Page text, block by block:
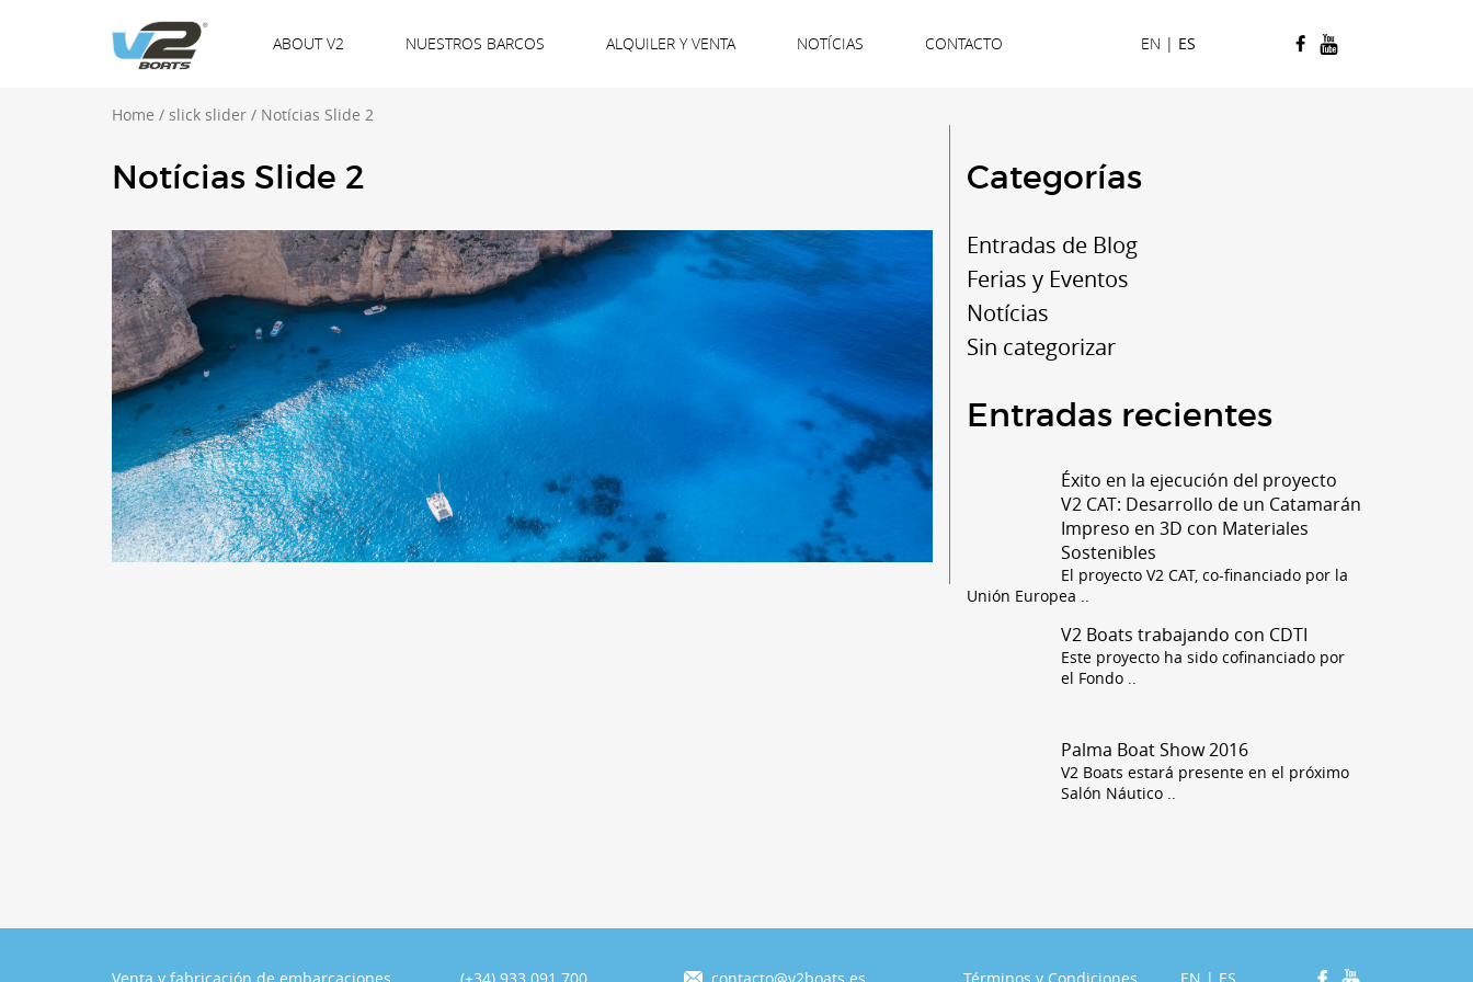
ABOUT V2 NUESTROS BARCOS ALQUILER Y VENTA NOTÍCIAS CONTACTO EN | ES
Home / slick slider / Notícias Slide 2
Notícias Slide 2 Categorías
Entradas de Blog
Ferias y Eventos
Notícias
Sin categorizar
Entradas recientes
Éxito en la ejecución del proyecto
V2 CAT: Desarrollo de un Catamarán
Impreso en 3D con Materiales
Sostenibles
El proyecto V2 CAT, co-financiado por la
Unión Europea ..
V2 Boats trabajando con CDTI
Este proyecto ha sido cofinanciado por
el Fondo ..
Palma Boat Show 2016
V2 Boats estará presente en el próximo
Salón Náutico